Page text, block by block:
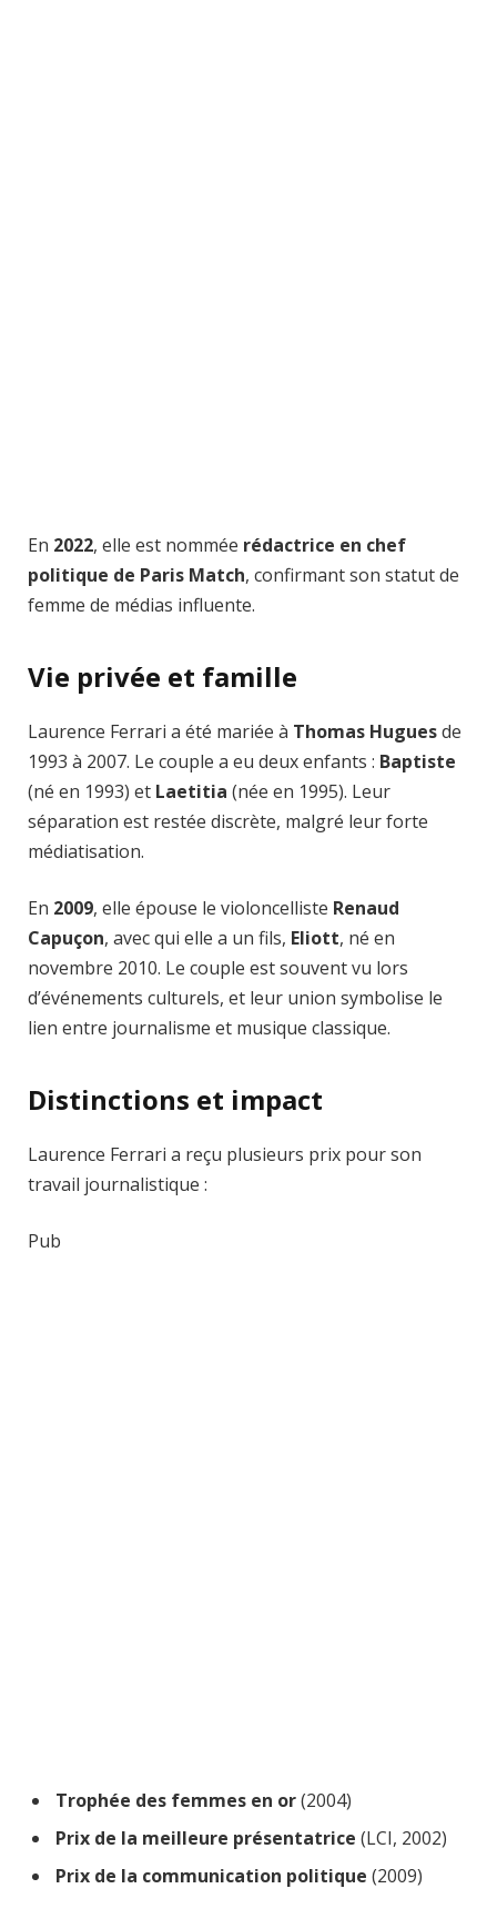
En 2022, elle est nommée rédactrice en chef
politique de Paris Match, confirmant son statut de
femme de médias influente.
Vie privée et famille
Laurence Ferrari a été mariée à Thomas Huguesde
1993 à 2007. Le couple a eu deux enfants : Baptiste
(né en 1993) et Laetitia (née en 1995). Leur
séparation est restée discrète, malgré leur forte
médiatisation.
En 2009, elle épouse le violoncelliste Renaud
Capuçon, avec qui elle a un fils, Eliott, né en
novembre 2010. Le couple est souvent vu lors
d’événements culturels, et leur union symbolise le
lien entre journalisme et musique classique.
Distinctions et impact
Laurence Ferrari a reçu plusieurs prix pour son
travail journalistique :
Pub
Trophée des femmes en or(2004)
Prix de la meilleure présentatrice (LCI, 2002)
Prix de la communication politique (2009)